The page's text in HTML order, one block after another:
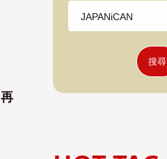
搜尋